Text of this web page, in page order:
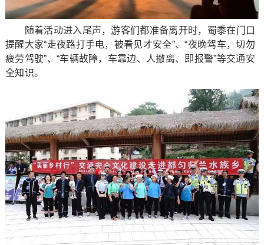
随着活动进入尾声，游客们都准备离开时，蜀黍在门口
提醒大家“走夜路打手电，被看见才安全”、“夜晚驾车，切勿
疲劳驾驶”、“车辆故障，车靠边、人撤离、即报警”等交通安
全知识。